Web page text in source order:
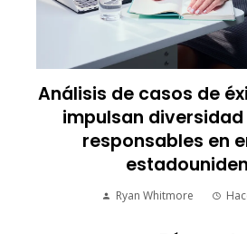
Análisis de casos de
impulsan
responsables en
Ryan Whitmore